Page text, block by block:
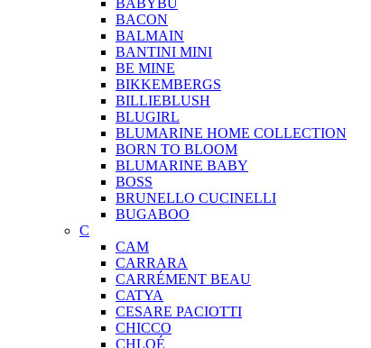
BABYBU
BACON
BALMAIN
BANTINI MINI
BE MINE
BIKKEMBERGS
BILLIEBLUSH
BLUGIRL
BLUMARINE HOME COLLECTION
BORN TO BLOOM
BLUMARINE BABY
BOSS
BRUNELLO CUCINELLI
BUGABOO
C
CAM
CARRARA
CARRÉMENT BEAU
CATYA
CESARE PACIOTTI
CHICCO
CHLOÉ